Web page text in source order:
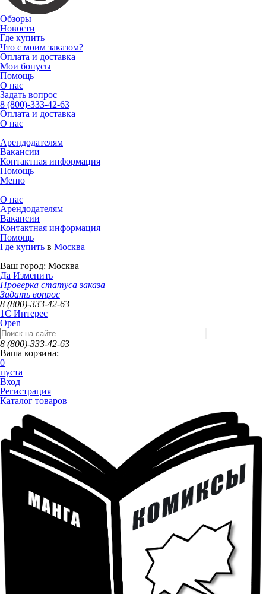
Обзоры
Новости
Где купить
Что с моим заказом?
Оплата и доставка
Мои бонусы
Помощь
О нас
Задать вопрос
8 (800)-333-42-63
Оплата и доставка
О нас
Арендодателям
Вакансии
Контактная информация
Помощь
Меню
О нас
Арендодателям
Вакансии
Контактная информация
Помощь
Где купить в Москва
Ваш город: Москва
Да Изменить
Проверка статуса заказа
Задать вопрос
8 (800)-333-42-63
1C Интерес
Open
8 (800)-333-42-63
Ваша корзина:
0
пуста
Вход
Регистрация
Каталог товаров